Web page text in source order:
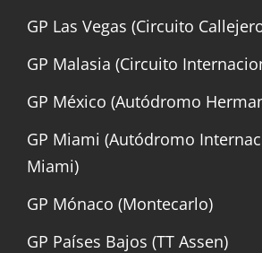
GP Las Vegas (Circuito
GP Malasia (Circuito
GP México (Autódromo
GP Miami (Autódromo
Miami)
GP Mónaco (Montecarlo)
GP Países Bajos (TT Assen)